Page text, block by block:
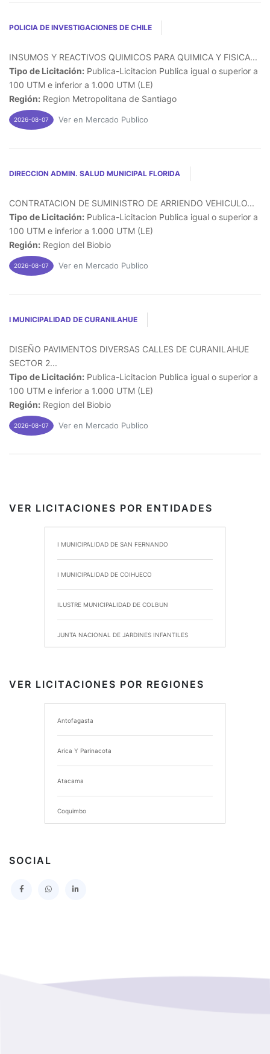
POLICIA DE INVESTIGACIONES DE CHILE
INSUMOS Y REACTIVOS QUIMICOS PARA QUIMICA Y FISICA...
Tipo de Licitación: Publica-Licitacion Publica igual o superior a
100 UTM e inferior a 1.000 UTM (LE)
Región: Region Metropolitana de Santiago
2026-08-07 Ver en Mercado Publico
DIRECCION ADMIN. SALUD MUNICIPAL FLORIDA
CONTRATACION DE SUMINISTRO DE ARRIENDO VEHICULO...
Tipo de Licitación: Publica-Licitacion Publica igual o superior a
100 UTM e inferior a 1.000 UTM (LE)
Región: Region del Biobio
2026-08-07 Ver en Mercado Publico
I MUNICIPALIDAD DE CURANILAHUE
DISEÑO PAVIMENTOS DIVERSAS CALLES DE CURANILAHUE
SECTOR 2...
Tipo de Licitación: Publica-Licitacion Publica igual o superior a
100 UTM e inferior a 1.000 UTM (LE)
Región: Region del Biobio
2026-08-07 Ver en Mercado Publico
VER LICITACIONES POR ENTIDADES
I MUNICIPALIDAD DE SAN FERNANDO
I MUNICIPALIDAD DE COIHUECO
ILUSTRE MUNICIPALIDAD DE COLBUN
JUNTA NACIONAL DE JARDINES INFANTILES
I MUNICIPALIDAD DE CHIMBARONGO
INSTITUTO NACIONAL DE DEPORTES DE CHILE
SERVICIO DE SALUD DEL MAULE HOSPITAL DE
TALCA
I MUNICIPALIDAD DE PROVIDENCIA
SERVICIO DE SALUD TALCAHUANO HOSPITAL DE
GOBERNACION PROVINCIAL DE TALCA
VER LICITACIONES POR REGIONES
Antofagasta
Arica Y Parinacota
Atacama
Coquimbo
SOCIAL